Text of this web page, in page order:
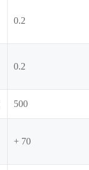
0.2
0.2
500
+ 70